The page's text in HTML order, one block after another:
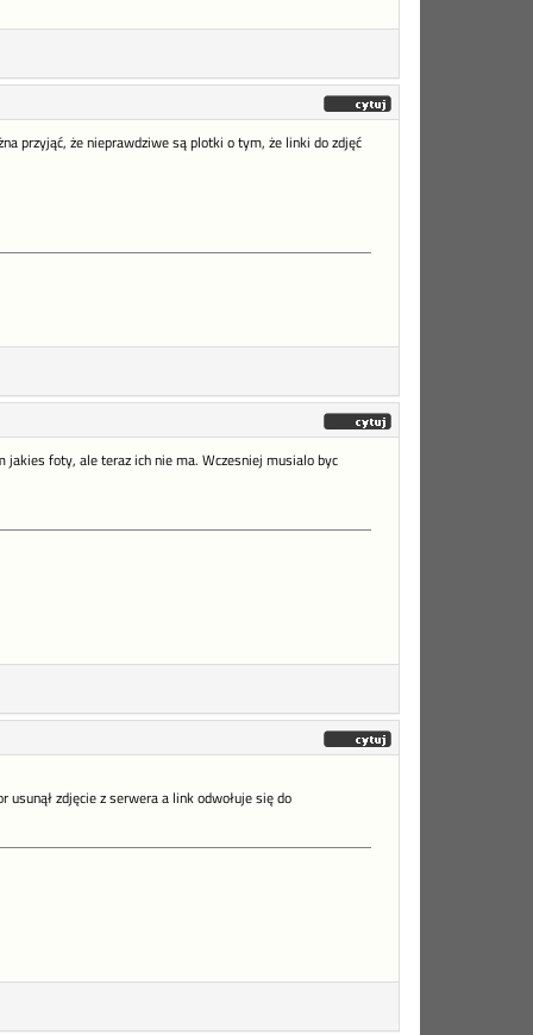
przyjąć, że nieprawdziwe są plotki o tym, że linki do zdjęć
foty, ale teraz ich nie ma. Wczesniej musialo byc
zdjęcie z serwera a link odwołuje się do